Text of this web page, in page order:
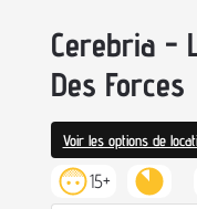
Cerebria -
Des Forces
Voir les options de
15+